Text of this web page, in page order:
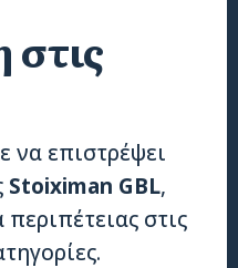
να επιστρέψει
Stoiximan GBL,
στις